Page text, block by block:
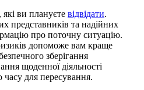
які ви плануєте відвідати.
представників та надійних
про поточну ситуацію.
допоможе вам краще
зберігання
щоденної діяльності
для пересування.